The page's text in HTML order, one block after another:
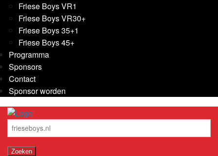
Friese Boys VR1
Friese Boys VR30+
Friese Boys 35+1
Friese Boys 45+
Programma
Sponsors
Contact
Sponsor worden